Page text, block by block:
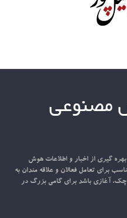
مصنوعی
گیری از اخبار و اطلاعات هوش
برای تعامل فعالان و علاقه مندان به
آغازی باشد برای گامی بزرگ در